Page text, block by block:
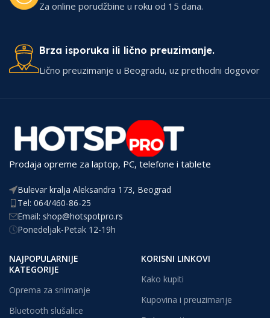
Za online porudžbine u roku od 15 dana.
Brza isporuka ili lično preuzimanje.
Lično preuzimanje u Beogradu, uz prethodni dogovor
Prodaja opreme za laptop, PC, telefone i tablete
Bulevar kralja Aleksandra 173, Beograd
Tel: 064/460-86-25
Email: shop@hotspotpro.rs
Ponedeljak-Petak 12-19h
NAJPOPULARNIJE
KATEGORIJE
Oprema za snimanje
Bluetooth slušalice
KORISNI LINKOVI
Kako kupiti
Kupovina i preuzimanje